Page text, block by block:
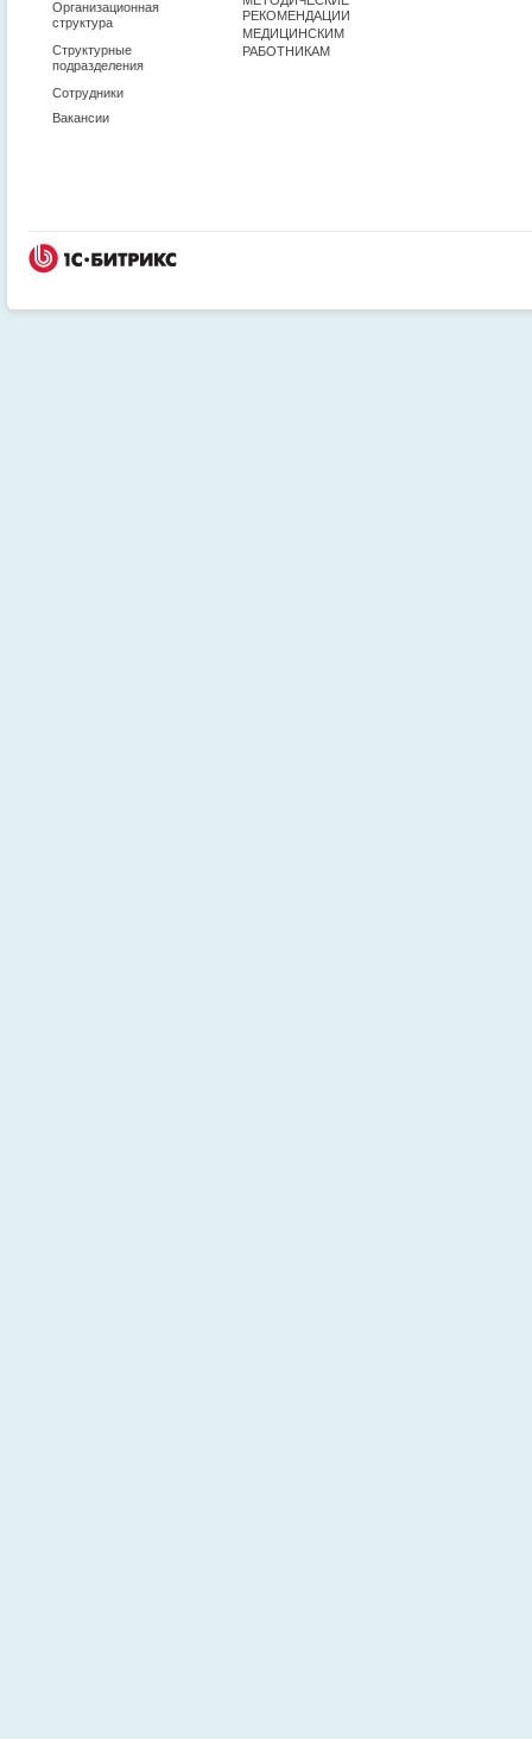
Организационная
структура
Структурные
подразделения
Сотрудники
Вакансии
РЕКОМЕНДАЦИИ
МЕДИЦИНСКИМ
РАБОТНИКАМ